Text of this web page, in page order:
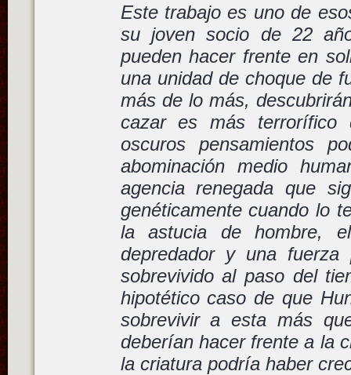
Este trabajo es uno de
su joven socio de 22
pueden hacer frente en
una unidad de choque de
más de lo más,
cazar es más
oscuros pensamientos
abominación medio
agencia renegada que
genéticamente cuando lo
la astucia de hombre,
depredador y una fuerza
sobrevivido al paso del
hipotético caso de que
sobrevivir a esta más
deberían hacer frente a la
la criatura podría haber